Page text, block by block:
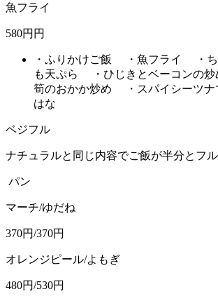
魚フライ
580円円
・ふりかけご飯 ・魚フライ ・ち
も天ぷら ・ひじきとベーコンの
筍のおかか炒め ・スパイシーツ
はな
ベジフル
ナチュラルと同じ内容でご飯が半分とフル
パン
マーチ/ゆだね
370円/370円
オレンジピール/よもぎ
480円/530円